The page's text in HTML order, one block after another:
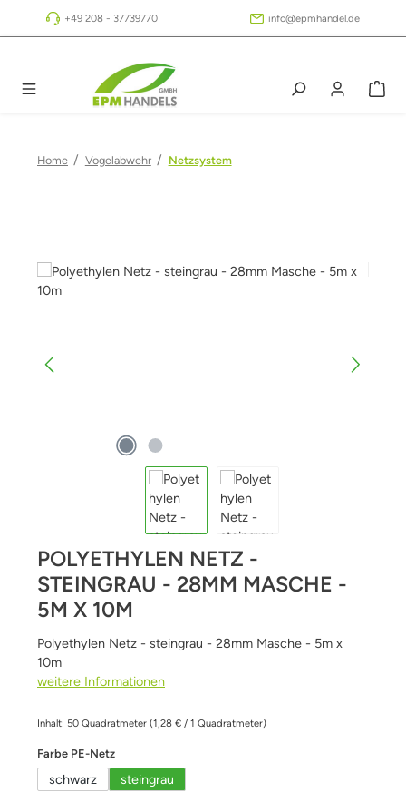
Zum Hauptinhalt springen
+49 208 - 37739770 info@epmhandel.de
Home / Vogelabwehr / Netzsystem
Bildergalerie überspringen
POLYETHYLEN NETZ -
STEINGRAU - 28MM MASCHE -
5M X 10M
Polyethylen Netz - steingrau - 28mm Masche - 5m x
10m
weitere Informationen
Inhalt: 50 Quadratmeter (1,28 € / 1 Quadratmeter)
Farbe PE-Netzauswählen
schwarz steingrau